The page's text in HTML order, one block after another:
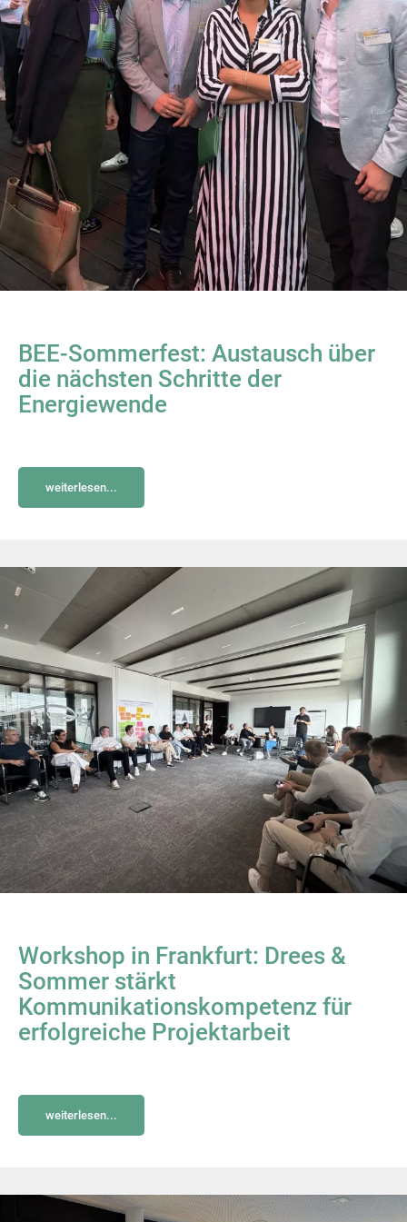
BEE-Sommerfest: Austausch über
die nächsten Schritte der
Energiewende
weiterlesen...
Workshop in Frankfurt: Drees &
Sommer stärkt
Kommunikationskompetenz für
erfolgreiche Projektarbeit
weiterlesen...